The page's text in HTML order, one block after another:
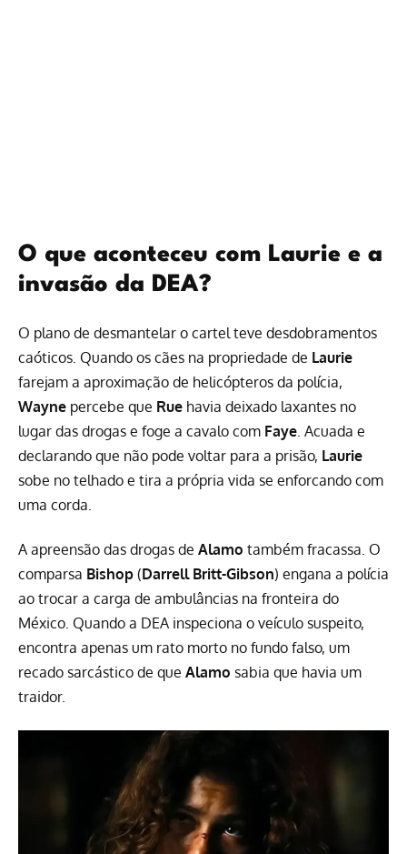
O que aconteceu com Laurie e a
invasão da DEA?
O plano de desmantelar o cartel teve desdobramentos
caóticos. Quando os cães na propriedade de Laurie
farejam a aproximação de helicópteros da polícia,
Wayne percebe que Rue havia deixado laxantes no
lugar das drogas e foge a cavalo com Faye . Acuada e
declarando que não pode voltar para a prisão, Laurie
sobe no telhado e tira a própria vida se enforcando com
uma corda.
A apreensão das drogas de Alamo também fracassa. O
comparsa Bishop (Darrell Britt-Gibson) engana a polícia
ao trocar a carga de ambulâncias na fronteira do
México. Quando a DEA inspeciona o veículo suspeito,
encontra apenas um rato morto no fundo falso, um
recado sarcástico de que Alamo sabia que havia um
traidor.